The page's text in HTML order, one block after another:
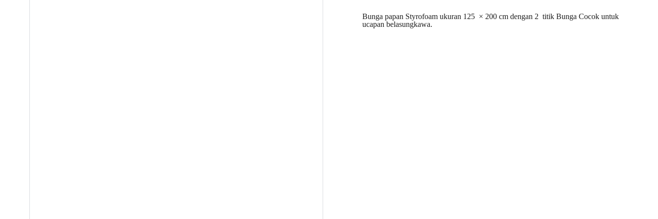
Bunga papan Styrofoam ukuran 125 × 200 cm dengan 2 titik Bunga Cocok untuk
ucapan belasungkawa.